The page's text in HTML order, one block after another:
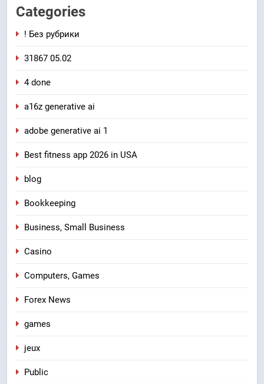
Categories
! Без рубрики
31867 05.02
4 done
a16z generative ai
adobe generative ai 1
Best fitness app 2026 in USA
blog
Bookkeeping
Business, Small Business
Casino
Computers, Games
Forex News
games
jeux
Public